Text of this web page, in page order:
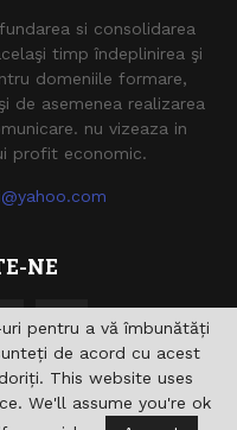
si consolidarea
timp îndeplinirea şi
domeniile formare,
de asemenea realizarea
nu vizeaza in
profit economic.
NE
pentru a vă îmbunătăți
de acord cu acest
This website uses
We'll assume you're ok